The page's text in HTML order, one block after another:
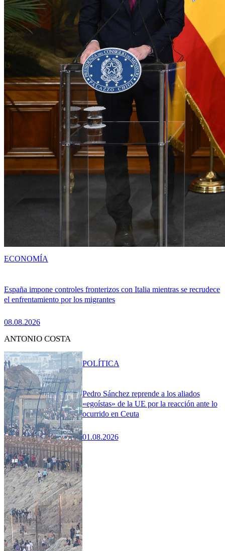
España impone controles fronterizos con Italia mientras se recrudece
el enfrentamiento por los migrantes
08.08.2026
ECONOMÍA
ANTONIO COSTA
Pedro Sánchez reprende a los aliados
«egoístas» de la UE por la reacción ante lo
ocurrido en Ceuta
01.08.2026
POLÍTICA